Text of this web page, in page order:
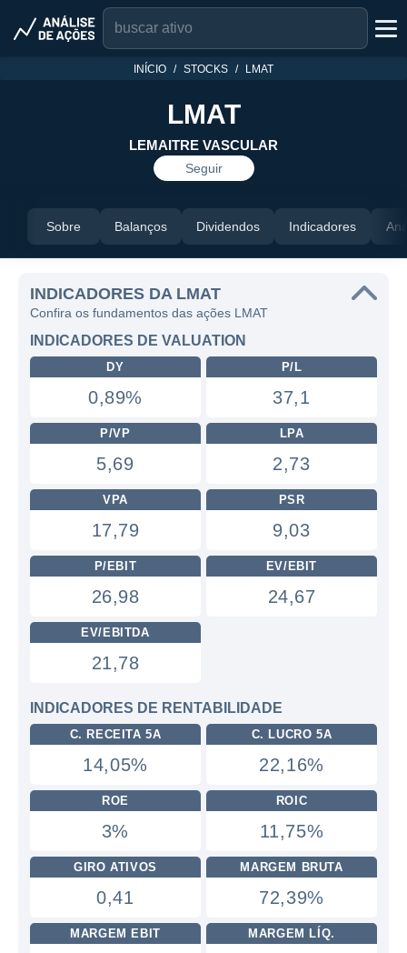
INÍCIO STOCKS LMAT
LMAT
LEMAITRE VASCULAR
Seguir
Sobre Balanços Dividendos Indicadores
INDICADORES DA LMAT
Confira os fundamentos das ações LMAT
INDICADORES DE VALUATION
DY
0,89%
P/L
37,1
P/VP
5,69
LPA
2,73
VPA
17,79
PSR
9,03
P/EBIT
26,98
EV/EBIT
24,67
EV/EBITDA
21,78
INDICADORES DE RENTABILIDADE
C. RECEITA 5A
14,05%
C. LUCRO 5A
22,16%
ROE
3%
ROIC
11,75%
GIRO ATIVOS
0,41
MARGEM BRUTA
72,39%
MARGEM EBIT MARGEM LÍQ.